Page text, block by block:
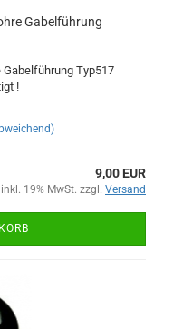
Gabelführung
Typ517
!
9,00 EUR
inkl. 19% MwSt. zzgl. Versand